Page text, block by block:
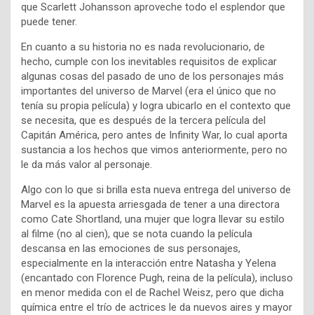
que Scarlett Johansson aproveche todo el esplendor que
puede tener.
En cuanto a su historia no es nada revolucionario, de
hecho, cumple con los inevitables requisitos de explicar
algunas cosas del pasado de uno de los personajes más
importantes del universo de Marvel (era el único que no
tenía su propia película) y logra ubicarlo en el contexto que
se necesita, que es después de la tercera película del
Capitán América, pero antes de Infinity War, lo cual aporta
sustancia a los hechos que vimos anteriormente, pero no
le da más valor al personaje.
Algo con lo que si brilla esta nueva entrega del universo de
Marvel es la apuesta arriesgada de tener a una directora
como Cate Shortland, una mujer que logra llevar su estilo
al filme (no al cien), que se nota cuando la película
descansa en las emociones de sus personajes,
especialmente en la interacción entre Natasha y Yelena
(encantado con Florence Pugh, reina de la película), incluso
en menor medida con el de Rachel Weisz, pero que dicha
química entre el trío de actrices le da nuevos aires y mayor